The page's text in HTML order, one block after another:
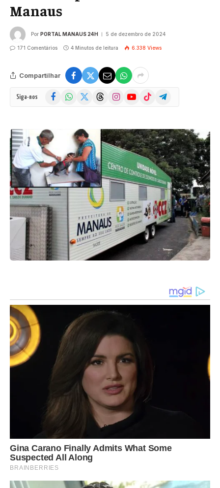
Manaus
Por PORTAL MANAUS 24H 5 de dezembro de 2024
171 Comentários 4 Minutos de leitura 6.338 Views
Compartilhar
Siga-nos FacebookWhatsApp
(Twitter)
ThreadsInstagramYouTubeTikTok Telegram
(Foto: Suelen Gonçalves/G1 AM)